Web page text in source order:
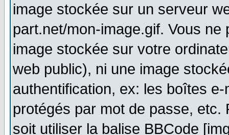
image stockée sur un serveur
part.net/mon-image.gif. Vous
image stockée sur votre
web public), ni une image
authentification, ex: les boîtes
protégés par mot de passe,
soit utiliser la balise BBCode